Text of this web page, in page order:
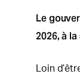
Le
2026, à
Loin